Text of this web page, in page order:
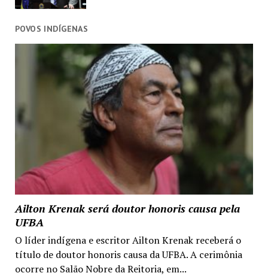
POVOS INDÍGENAS
Ailton Krenak será doutor honoris causa pela
UFBA
O líder indígena e escritor Ailton Krenak receberá o
título de doutor honoris causa da UFBA. A cerimônia
ocorre no Salão Nobre da Reitoria, em...